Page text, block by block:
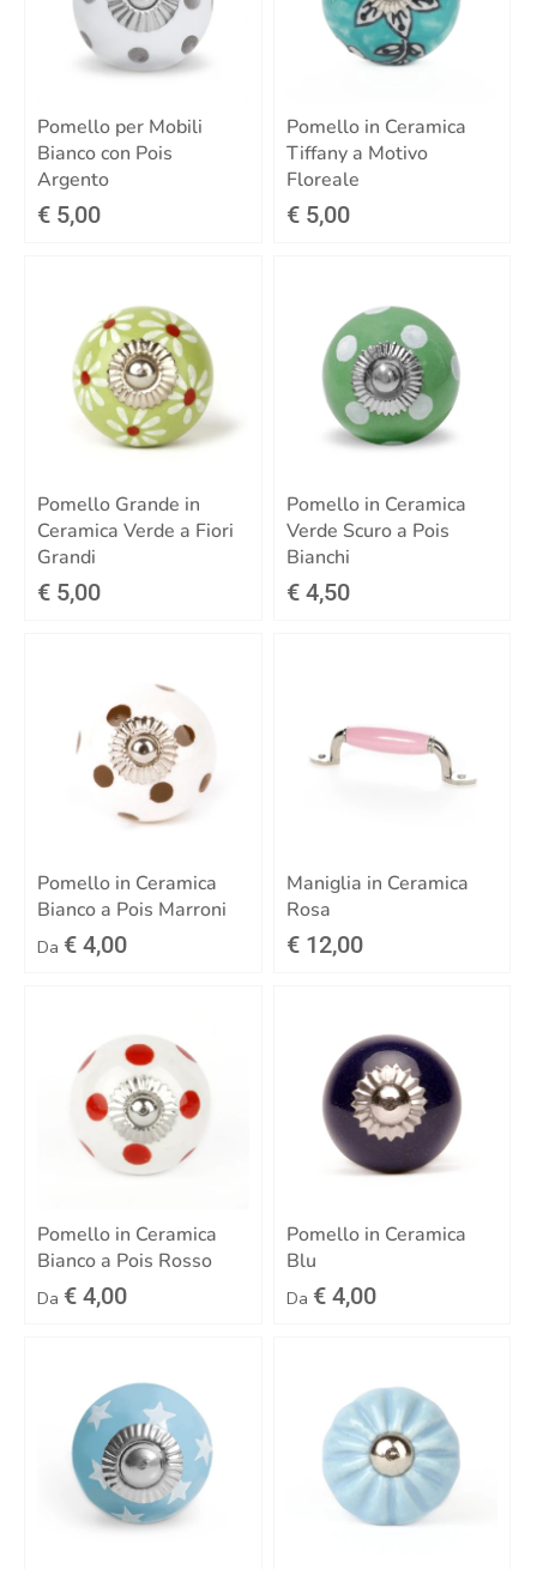
Pomello per Mobili
Bianco con Pois
Argento
€ 5,00
Pomello in Ceramica
Tiffany a Motivo
Floreale
€ 5,00
Pomello Grande in
Ceramica Verde a Fiori
Grandi
€ 5,00
Pomello in Ceramica
Verde Scuro a Pois
Bianchi
€ 4,50
Pomello in Ceramica
Bianco a Pois Marroni
Da € 4,00
Maniglia in Ceramica
Rosa
€ 12,00
Pomello in Ceramica
Bianco a Pois Rosso
Da € 4,00
Pomello in Ceramica
Blu
Da € 4,00
Iscriviti alla newsletter Decochic
Ottieni subito il codice sconto 5% sul tuo